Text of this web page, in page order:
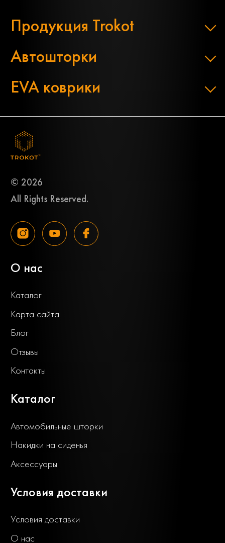
Продукция Trokot
Автошторки
EVA коврики
© 2026
All Rights Reserved.
О нас
Каталог
Карта сайта
Блог
Отзывы
Контакты
Каталог
Автомобильные шторки
Накидки на сиденья
Аксессуары
Условия доставки
Условия доставки
О нас